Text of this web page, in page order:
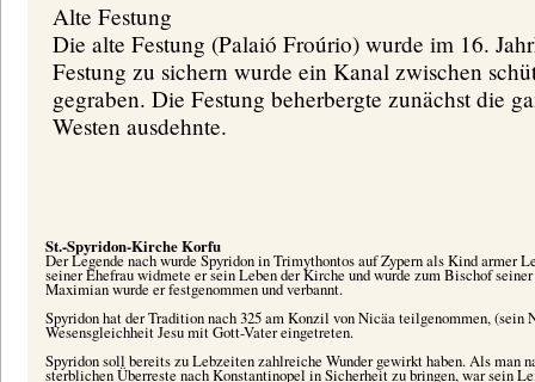
Alte Festung
Die alte Festung (Palaió Froúrio) wurde im 16.
Festung zu sichern wurde ein Kanal zwischen
gegraben. Die Festung beherbergte zunächst die
Westen ausdehnte.
St.-Spyridon-Kirche Korfu
Der Legende nach wurde Spyridon in Trimythontos auf Zypern als Kind armer
seiner Ehefrau widmete er sein Leben der Kirche und wurde zum Bischof
Maximian wurde er festgenommen und verbannt.
Spyridon hat der Tradition nach 325 am Konzil von Nicäa teilgenommen,
Wesensgleichheit Jesu mit Gott-Vater eingetreten.
Spyridon soll bereits zu Lebzeiten zahlreiche Wunder gewirkt haben. Als man
sterblichen Überreste nach Konstantinopel in Sicherheit zu bringen, war sein